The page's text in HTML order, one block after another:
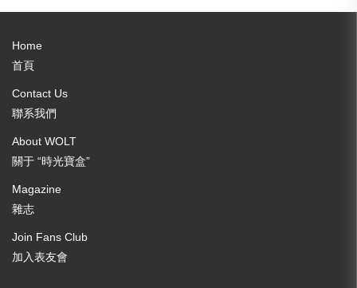
Home
首頁
Contact Us
聯系我們
About WOLT
關于 “時光寶盒”
Magazine
雜志
Join Fans Club
加入表友會